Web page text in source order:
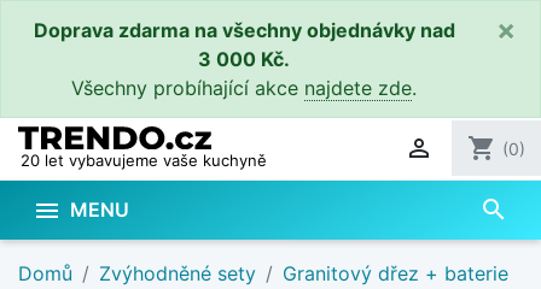
Doprava zdarma na všechny objednávky nad
3 000 Kč.
Všechny probíhající akce najdete zde.
×
20 let vybavujeme vaše kuchyně  shopping_cart (0)
 MENU search
Domů Zvýhodněné sety
Granitový dřez + baterie